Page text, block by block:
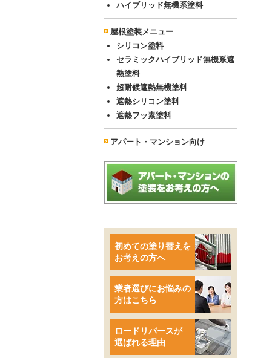
ハイブリッド無機系塗料
屋根塗装メニュー
シリコン塗料
セラミックハイブリッド無機系遮
熱塗料
超耐候遮熱無機塗料
遮熱シリコン塗料
遮熱フッ素塗料
アパート・マンション向け
初めての塗り替えを
お考えの方へ
業者選びにお悩みの
方はこちら
ロードリバースが
選ばれる理由